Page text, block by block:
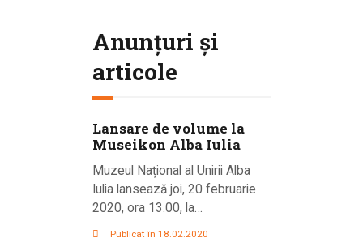
Anunțuri și
articole
Lansare de volume la
Museikon Alba Iulia
Muzeul Național al Unirii Alba
Iulia lansează joi, 20 februarie
2020, ora 13.00, la…
Publicat în 18.02.2020